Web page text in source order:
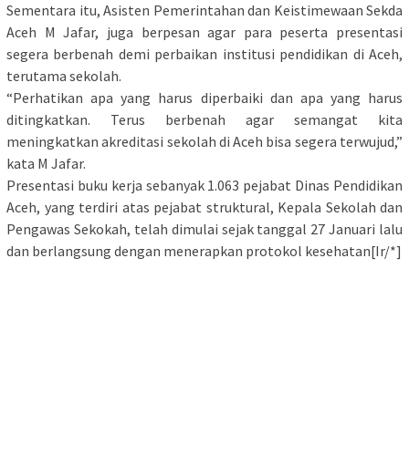
Sementara itu, Asisten Pemerintahan dan Keistimewaan Sekda
Aceh M Jafar, juga berpesan agar para peserta presentasi
segera berbenah demi perbaikan institusi pendidikan di Aceh,
terutama sekolah.
“Perhatikan apa yang harus diperbaiki dan apa yang harus
ditingkatkan. Terus berbenah agar semangat kita
meningkatkan akreditasi sekolah di Aceh bisa segera terwujud,”
kata M Jafar.
Presentasi buku kerja sebanyak 1.063 pejabat Dinas Pendidikan
Aceh, yang terdiri atas pejabat struktural, Kepala Sekolah dan
Pengawas Sekokah, telah dimulai sejak tanggal 27 Januari lalu
dan berlangsung dengan menerapkan protokol kesehatan[Ir/*]